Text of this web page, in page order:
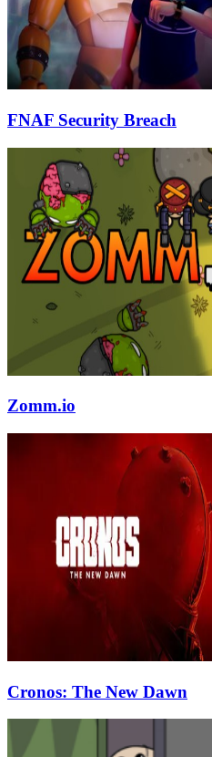
FNAF Security Breach
Zomm.io
Cronos: The New Dawn